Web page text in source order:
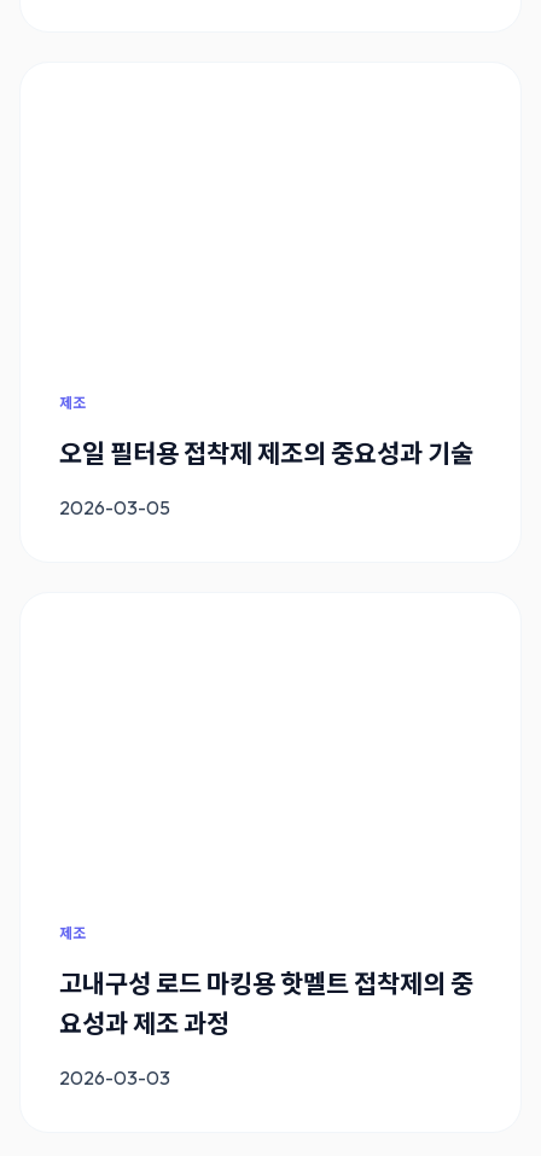
제조
오일 필터용 접착제 제조의 중요성과 기술
2026-03-05
제조
고내구성 로드 마킹용 핫멜트 접착제의 중
요성과 제조 과정
2026-03-03